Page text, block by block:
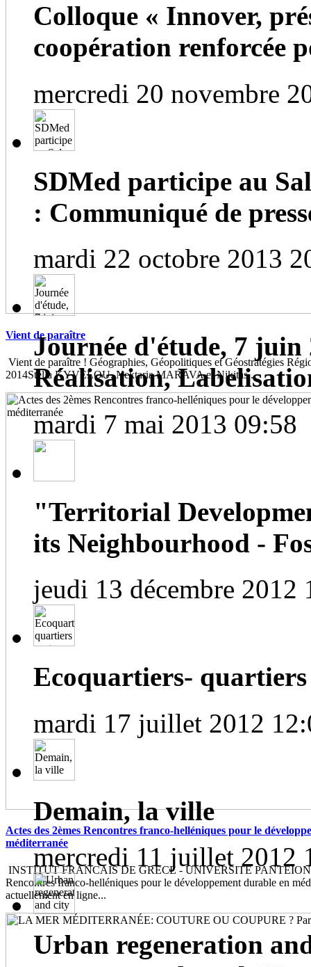
Vient de paraître
Vient de paraître ! Géographies, Géopolitiques et Géostratégies
2014Stella KYVELOU, Nektaria MARAVA et Nikitas...
Actes des 2èmes Rencontres franco-helléniques pour le
méditerranée
INSTITUT FRANCAIS DE GRECE - UNIVERSITE PANTEION
Rencontres franco-helléniques pour le développement durable en
actuellement en ligne...
Colloque « Innover,
coopération renforcée
mercredi 20 novembre
SDMed participe au
: Communiqué de
mardi 22 octobre 2013
Journée d'étude, 7
Réalisation,
mardi 7 mai 2013 09:58
"Territorial
its Neighbourhood -
jeudi 13 décembre 2012
Ecoquartiers- quartiers
mardi 17 juillet 2012
Demain, la ville
mercredi 11 juillet 2012
Urban regeneration